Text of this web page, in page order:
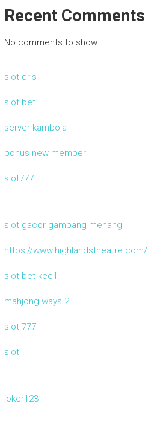
Recent Comments
No comments to show.
slot qris
slot bet
server kamboja
bonus new member
slot777
slot gacor gampang menang
https://www.highlandstheatre.com/
slot bet kecil
mahjong ways 2
slot 777
slot
joker123